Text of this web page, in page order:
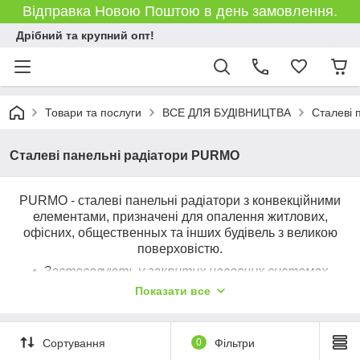
Відправка Новою Поштою в день замовлення.
Дрібний та крупний опт!
Товари та послуги ВСЕ ДЛЯ БУДІВНИЦТВА Сталеві
Сталеві панельні радіатори PURMO
PURMO - сталеві панельні радіатори з конвекційними
елементами, призначені для опалення житлових,
офісних, общественных та інших будівель з великою
поверховістю.
Застосовують у закритих насосних системах
центрального опалення, виконаних зі сталевих,
вода.
Велика площа поверхонь радіатора забезпечує високу
Показати все
Сортування 0 Фільтри